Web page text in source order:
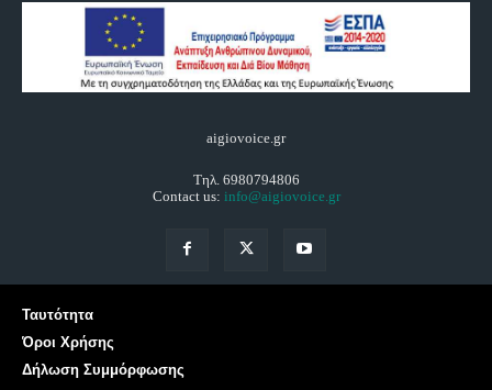
aigiovoice.gr
Τηλ. 6980794806
Contact us: info@aigiovoice.gr
Ταυτότητα
Όροι Χρήσης
Δήλωση Συμμόρφωσης